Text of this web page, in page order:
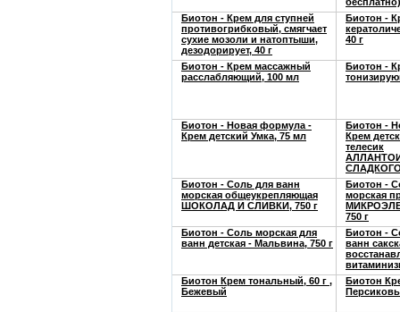
Биотон - Крем для ступней
противогрибковый, смягчает
сухие мозоли и натоптыши,
дезодорирует, 40 г
Биотон -
40 г
Биотон - Крем массажный
расслабляющий, 100 мл
Биотон -
Биотон - Новая формула -
Крем детский Умка, 75 мл
Биотон -
Крем
телесик
Биотон - Соль для ванн
морская общеукрепляющая
ШОКОЛАД И СЛИВКИ, 750 г
Биотон -
морская
750 г
Биотон - Соль морская для
ванн детская - Мальвина, 750 г
Биотон -
ванн
Биотон Крем тональный, 60 г ,
Бежевый
Биотон